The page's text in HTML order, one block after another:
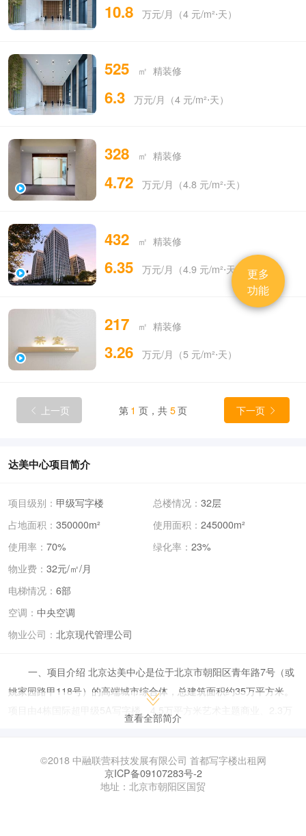
10.8 万元/月（4 元/m²⋅天）
525 ㎡ 精装修
6.3 万元/月（4 元/m²⋅天）
328 ㎡ 精装修
4.72 万元/月（4.8 元/m²⋅天）
432 ㎡ 精装修
6.35 万元/月（4.9 元/m²⋅天）
217 ㎡ 精装修
3.26 万元/月（5 元/m²⋅天）
 上一页 第 1 页，共 5页 下一页 
达美中心项目简介
项目级别： 甲级写字楼 总楼情况： 32层
占地面积： 350000m² 使用面积： 245000m²
使用率： 70% 绿化率： 23%
物业费： 32元/㎡/月
电梯情况： 6部
空调： 中央空调
物业公司： 北京现代管理公司
一、项目介绍 北京达美中心是位于北京市朝阳区青年路7号（或
姚家园路甲118号）的高端城市综合体，总建筑面积约35万平方米。
项目由4栋国际超甲级5A写字楼、4.5万平方米艺术主题商业、2.3万
市”的标杆性综合体。其建筑设计由德国GMP事务所操刀，采用德式
现代风格与东方文化结合，荣膺美国LEED金级认证，并配备无柱式
查看全部简介
更多
功能
©2018 中融联营科技发展有限公司 首都写字楼出租网
京ICP备09107283号-2
地址：北京市朝阳区国贸